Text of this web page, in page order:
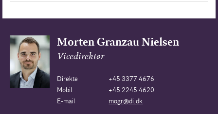
Morten Granzau Nielsen
Vicedirektør
Direkte
+45 3377 4676
Mobil
+45 2245 4620
E-mail
mogr@di.dk